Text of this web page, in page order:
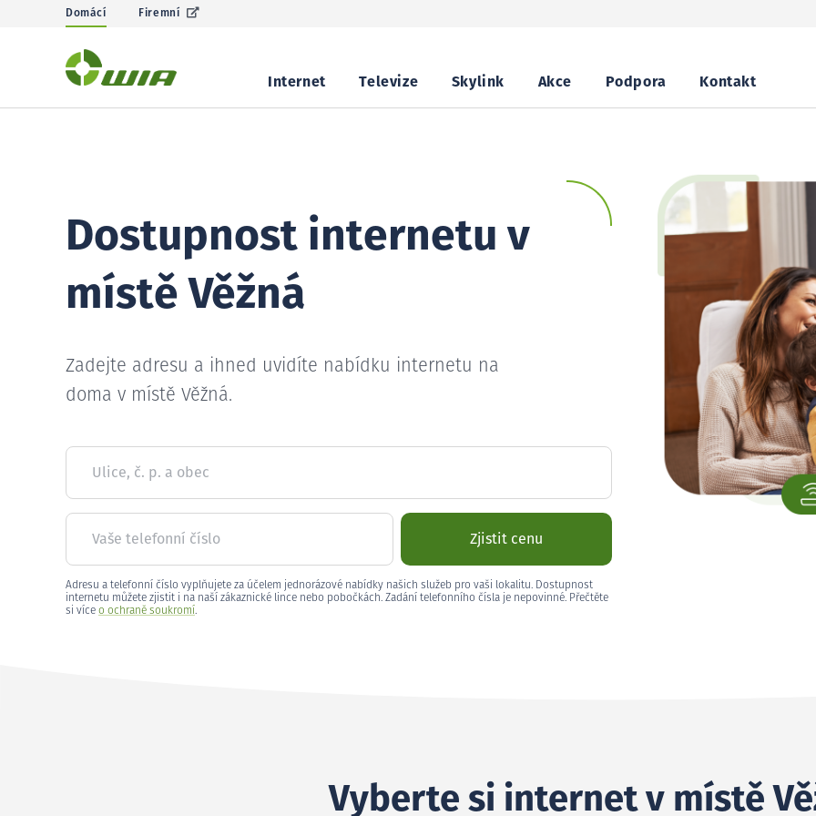
Domácí Firemní
Internet Televize Skylink Akce Podpora Kontakt
Dostupnost internetu v
místě Věžná
Zadejte adresu a ihned uvidíte nabídku internetu na
doma v místě Věžná.
Ulice, č. p. a obec
Vaše telefonní číslo Zjistit cenu
Adresu a telefonní číslo vyplňujete za účelem jednorázové nabídky našich služeb pro vaši lokalitu. Dostupnost
internetu můžete zjistit i na naší zákaznické lince nebo pobočkách. Zadání telefonního čísla je nepovinné. Přečtěte
si více o ochraně soukromí.
Vyberte si internet v místě